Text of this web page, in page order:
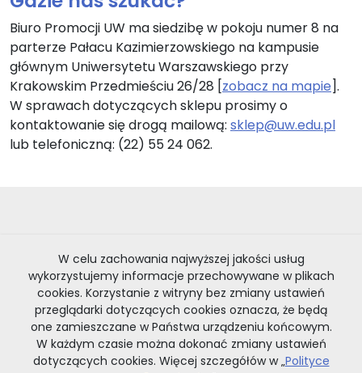
Biuro Promocji UW ma siedzibę w pokoju numer 8 na
parterze Pałacu Kazimierzowskiego na kampusie
głównym Uniwersytetu Warszawskiego przy
Krakowskim Przedmieściu 26/28 [zobacz na mapie].
W sprawach dotyczących sklepu prosimy o
kontaktowanie się drogą mailową: sklep@uw.edu.pl
lub telefoniczną: (22) 55 24 062.
Zakupy krok po kroku
W celu zachowania najwyższej jakości usług
wykorzystujemy informacje przechowywane w plikach
cookies. Korzystanie z witryny bez zmiany ustawień
przeglądarki dotyczących cookies oznacza, że będą
one zamieszczane w Państwa urządzeniu końcowym.
W każdym czasie można dokonać zmiany ustawień
dotyczących cookies. Więcej szczegółów w „Polityce